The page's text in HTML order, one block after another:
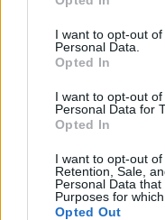
use your data for
consent section.
I want to opt-out
Personal Data.
Opted In
I want to opt-out
Personal Data for
Opted In
I want to opt-out of
Retention, Sale,
Personal Data
Purposes for
Opted Out
Η Toyota φέρνει νέα
μπαταριών για τα